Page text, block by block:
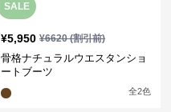
SALE
¥5,950 ¥6620(割引前)
骨格ナチュラルウエスタンショ
ートブーツ
全2色